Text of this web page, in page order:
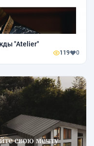
"Atelier"
119 0